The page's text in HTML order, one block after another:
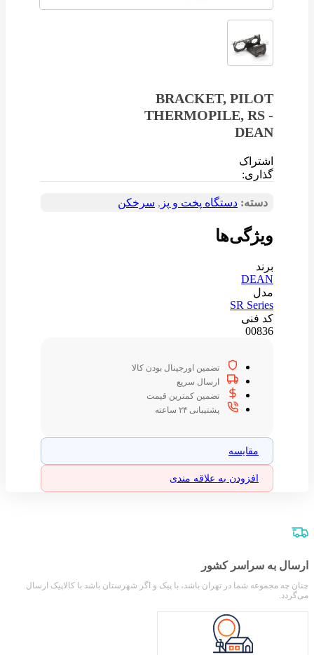
BRACKET, PILOT
THERMOPILE, RS -
DEAN
اشتراک
گذاری:
دسته: دستگاه‌ پخت و پز , سرخکن
ویژگی‌ها
برند
DEAN
مدل
SR Series
کد فنی
00836
تضمین اورجینال بودن کالا
ارسال سریع
تضمین کمترین قیمت
پشتیبانی ۲۴ ساعته
مقایسه
افزودن به علاقه مندی
ارسال به سراسر کشور
چنان چه مجموعه شما در تهران باشد، با پیک و اگر شهرستان باشد با کالاپیک ارسال
می‌گردد.